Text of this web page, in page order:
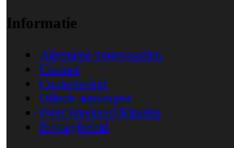
Informatie
Algemene voorwaarden
Contact
Cookiebeleid
Offerte aanvragen
Over Weekend Klussen
Privacybeleid